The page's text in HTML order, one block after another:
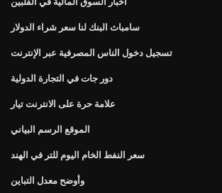
سامباث البنك لنا سعر شراء الدولار
تسجيل دخول الناس المصرفية عبر الإنترنت
دور جات في التجارة الدولية
علامة حرة على الانترنت تيار
الموقع الرسم البياني
سعر النفط الخام اليوم للتر في الهند
وأوضح معدل التباين